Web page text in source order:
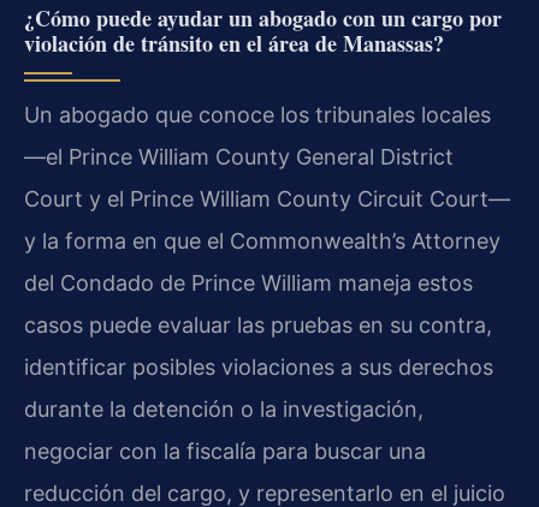
¿Cómo puede ayudar un abogado con un cargo por
violación de tránsito en el área de Manassas?
Un abogado que conoce los tribunales locales
—el Prince William County General District
Court y el Prince William County Circuit Court—
y la forma en que el Commonwealth’s Attorney
del Condado de Prince William maneja estos
casos puede evaluar las pruebas en su contra,
identificar posibles violaciones a sus derechos
durante la detención o la investigación,
negociar con la fiscalía para buscar una
reducción del cargo, y representarlo en el juicio